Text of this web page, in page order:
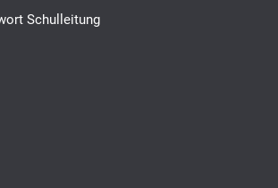
Schulleitung